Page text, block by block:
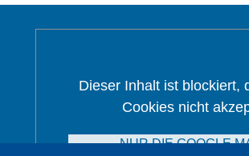
Dieser Inhalt ist blockiert,
Cookies nicht
NUR DIE GOOGLE